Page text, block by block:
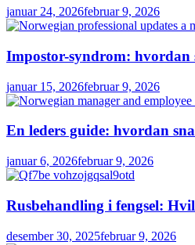
januar 24, 2026februar 9, 2026
Impostor-syndrom: hvordan
januar 15, 2026februar 9, 2026
En leders guide: hvordan
januar 6, 2026februar 9, 2026
Rusbehandling i fengsel:
desember 30, 2025februar 9, 2026